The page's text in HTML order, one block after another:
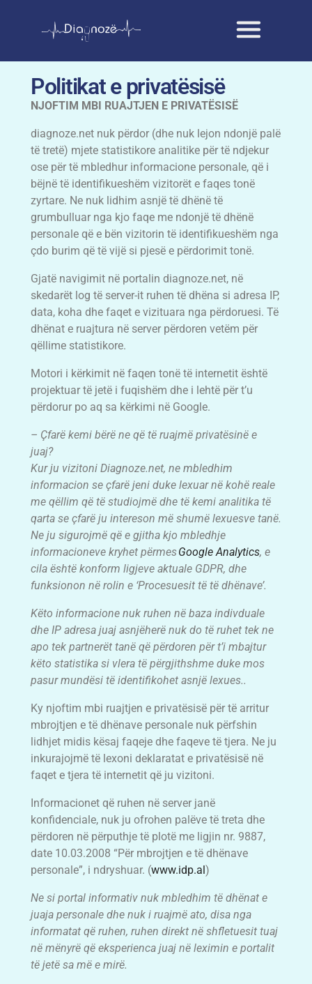
Politikat e privatësisë
NJOFTIM MBI RUAJTJEN E PRIVATËSISË
diagnoze.net nuk përdor (dhe nuk lejon ndonjë palë
të tretë) mjete statistikore analitike për të ndjekur
ose për të mbledhur informacione personale, që i
bëjnë të identifikueshëm vizitorët e faqes tonë
zyrtare. Ne nuk lidhim asnjë të dhënë të
grumbulluar nga kjo faqe me ndonjë të dhënë
personale që e bën vizitorin të identifikueshëm nga
çdo burim që të vijë si pjesë e përdorimit tonë.
Gjatë navigimit në portalin diagnoze.net, në
skedarët log të server-it ruhen të dhëna si adresa IP,
data, koha dhe faqet e vizituara nga përdoruesi. Të
dhënat e ruajtura në server përdoren vetëm për
qëllime statistikore.
Motori i kërkimit në faqen tonë të internetit është
projektuar të jetë i fuqishëm dhe i lehtë për t’u
përdorur po aq sa kërkimi në Google.
– Çfarë kemi bërë ne që të ruajmë privatësinë e
juaj?
Kur ju vizitoni Diagnoze.net, ne mbledhim
informacion se çfarë jeni duke lexuar në kohë reale
me qëllim që të studiojmë dhe të kemi analitika të
qarta se çfarë ju intereson më shumë lexuesve tanë.
Ne ju sigurojmë që e gjitha kjo mbledhje
informacioneve kryhet përmesGoogle Analytics, e
cila është konform ligjeve aktuale GDPR, dhe
funksionon në rolin e ‘Procesuesit të të dhënave’.
Këto informacione nuk ruhen në baza indivduale
dhe IP adresa juaj asnjëherë nuk do të ruhet tek ne
apo tek partnerët tanë që përdoren për t’i mbajtur
këto statistika si vlera të përgjithshme duke mos
pasur mundësi të identifikohet asnjë lexues..
Ky njoftim mbi ruajtjen e privatësisë për të arritur
mbrojtjen e të dhënave personale nuk përfshin
lidhjet midis kësaj faqeje dhe faqeve të tjera. Ne ju
inkurajojmë të lexoni deklaratat e privatësisë në
faqet e tjera të internetit që ju vizitoni.
Informacionet që ruhen në server janë
konfidenciale, nuk ju ofrohen palëve të treta dhe
përdoren në përputhje të plotë me ligjin nr. 9887,
date 10.03.2008 “Për mbrojtjen e të dhënave
personale”, i ndryshuar. (www.idp.al)
Ne si portal informativ nuk mbledhim të dhënat e
juaja personale dhe nuk i ruajmë ato, disa nga
informatat që ruhen, ruhen direkt në shfletuesit tuaj
në mënyrë që eksperienca juaj në leximin e portalit
të jetë sa më e mirë.